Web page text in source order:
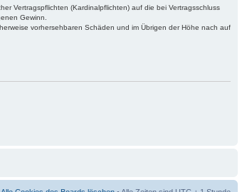
Vertragspflichten (Kardinalpflichten) auf die bei Vertragsschluss
Gewinn.
vorhersehbaren Schäden und im Übrigen der Höhe nach auf